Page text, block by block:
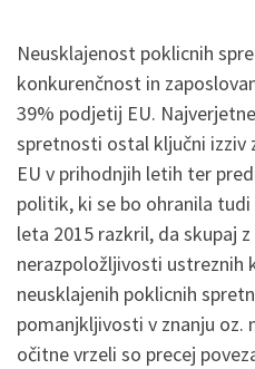
Neusklajenost poklicnih
konkurenčnost in
39% podjetij EU.
spretnosti ostal ključni izziv
EU v prihodnjih letih ter
politik, ki se bo ohranila tudi
leta 2015 razkril, da skupaj
nerazpoložljivosti ustreznih
neusklajenih poklicnih
pomanjkljivosti v znanju oz.
očitne vrzeli so precej